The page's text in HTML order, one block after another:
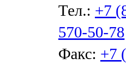
Тел.: +7
570-50-78
Факс: +7